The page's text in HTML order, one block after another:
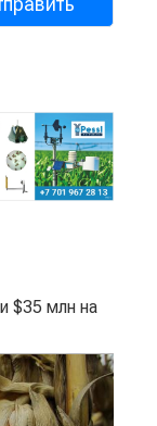
$35 млн на